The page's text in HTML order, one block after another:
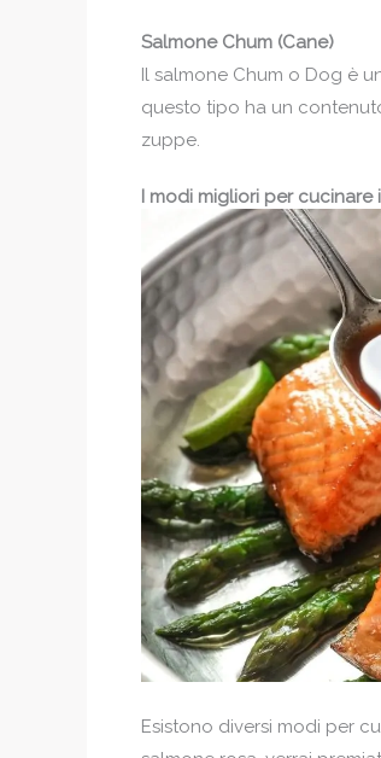
Salmone Chum (Cane)
Il salmone Chum o Dog è
questo tipo ha un
zuppe.
I modi migliori per cucinare
Esistono diversi modi per